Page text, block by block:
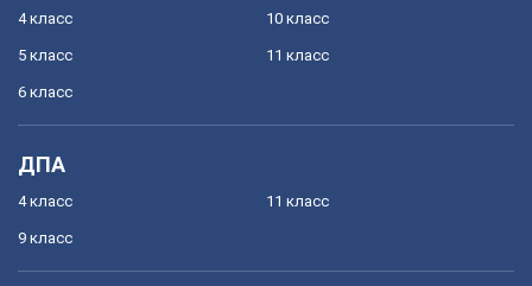
4 класс
5 класс
6 класс
10 класс
11 класс
ДПА
4 класс
9 класс
11 класс